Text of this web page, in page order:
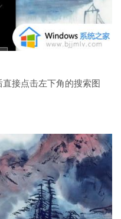
接点击左下角的搜索图